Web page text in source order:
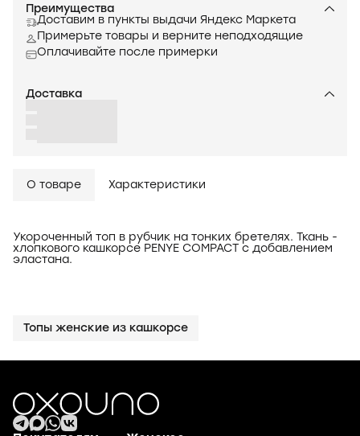
Преимущества
Доставим в пункты выдачи Яндекс Маркета
Примерьте товары и верните неподходящие
Оплачивайте после примерки
Доставка
О товаре Характеристики
Укороченный топ в рубчик на тонких бретелях. Ткань -
хлопкового кашкорсе PENYE COMPACT с добавлением
эластана.
Топы женские из кашкорсе